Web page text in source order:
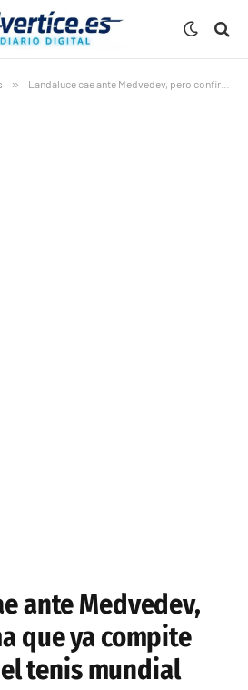
» Landaluce cae ante Medvedev, pero confirma que ya compite con la élite del tenis mundial
ante Medvedev,
que ya compite
tenis mundial